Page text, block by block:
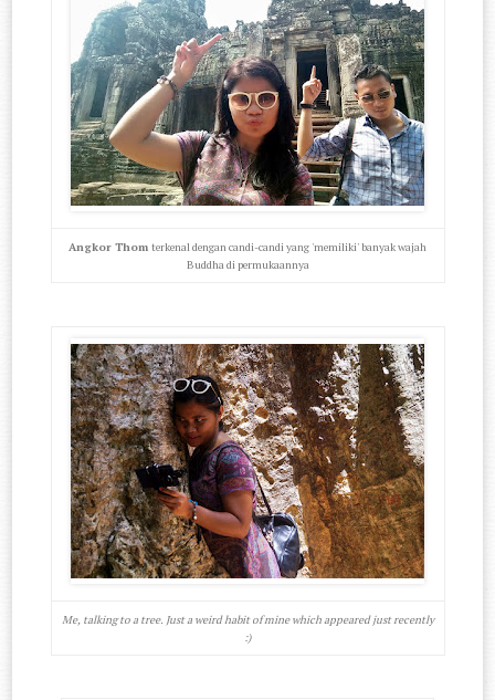
Angkor Thom terkenal dengan candi-candi yang 'memiliki' banyak wajah
Buddha di permukaannya
Me, talking to a tree. Just a weird habit of mine which appeared just recently
:)